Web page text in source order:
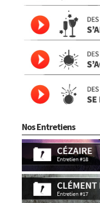
Nos Entretiens